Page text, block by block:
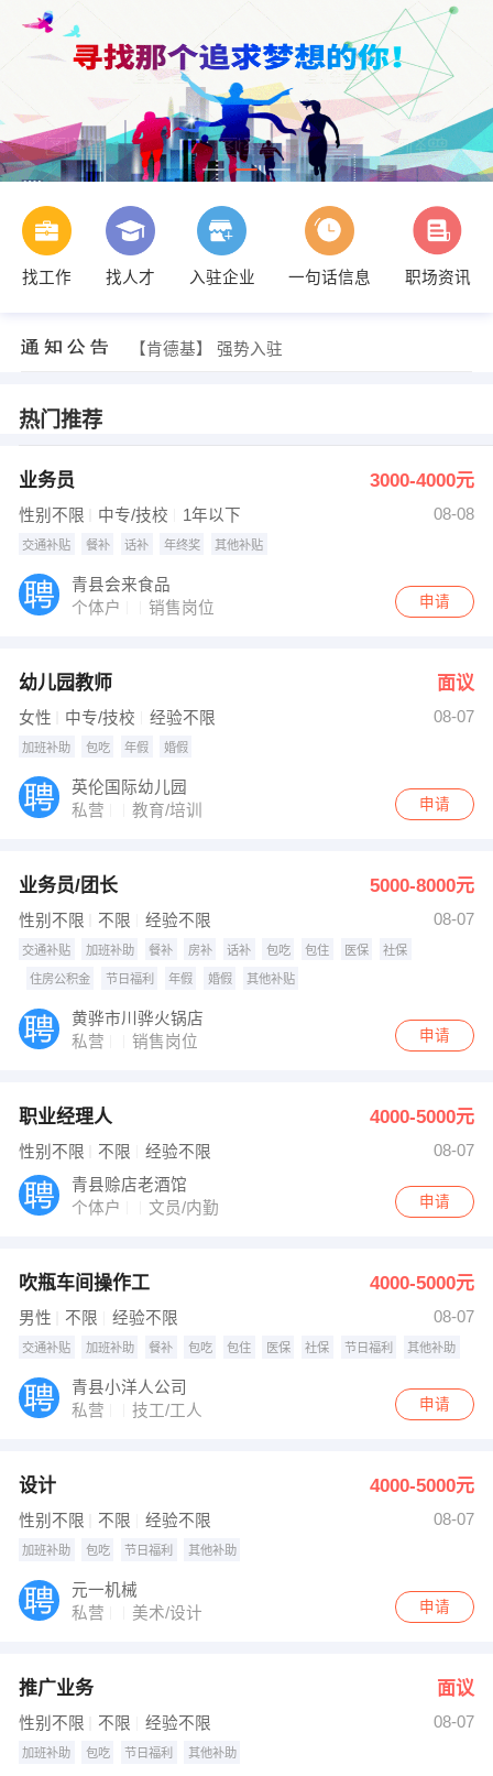
找工作 找人才 入驻企业 一句话信息 职场资讯
发布 [吹瓶车间操作工 ] 招聘信息
【肯德基】 强势入驻
【张涛】 强势入驻
热门推荐
业务员 3000-4000元
性别不限 中专/技校 1年以下 08-08
交通补贴 餐补 话补 年终奖 其他补贴
青县会来食品
个体户
销售岗位 申请
幼儿园教师 面议
女性 中专/技校 经验不限 08-07
加班补助 包吃 年假 婚假
英伦国际幼儿园
私营
教育/培训 申请
业务员/团长 5000-8000元
性别不限 不限 经验不限 08-07
交通补贴 加班补助 餐补 房补 话补 包吃 包住 医保 社保
住房公积金 节日福利 年假 婚假 其他补贴
黄骅市川骅火锅店
私营
销售岗位 申请
职业经理人 4000-5000元
性别不限 不限 经验不限
08-07
青县赊店老酒馆
个体户
文员/内勤 申请
吹瓶车间操作工 4000-5000元
男性 不限 经验不限 08-07
交通补贴 加班补助 餐补 包吃 包住 医保 社保 节日福利 其他补助
青县小洋人公司
私营
技工/工人 申请
设计 4000-5000元
性别不限 不限 经验不限 08-07
加班补助 包吃 节日福利 其他补助
元一机械
私营
美术/设计 申请
推广业务 面议
性别不限 不限 经验不限 08-07
加班补助 包吃 节日福利 其他补助